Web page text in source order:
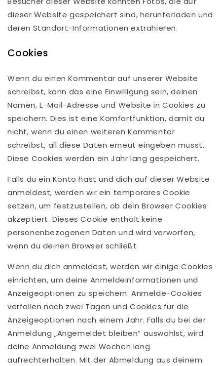
dieser Website gespeichert sind, herunterladen und
deren Standort-Informationen extrahieren.
Cookies
Wenn du einen Kommentar auf unserer Website
schreibst, kann das eine Einwilligung sein, deinen
Namen, E-Mail-Adresse und Website in Cookies zu
speichern. Dies ist eine Komfortfunktion, damit du
nicht, wenn du einen weiteren Kommentar
schreibst, all diese Daten erneut eingeben musst.
Diese Cookies werden ein Jahr lang gespeichert.
Falls du ein Konto hast und dich auf dieser Website
anmeldest, werden wir ein temporäres Cookie
setzen, um festzustellen, ob dein Browser Cookies
akzeptiert. Dieses Cookie enthält keine
personenbezogenen Daten und wird verworfen,
wenn du deinen Browser schließt.
Wenn du dich anmeldest, werden wir einige Cookies
einrichten, um deine Anmeldeinformationen und
Anzeigeoptionen zu speichern. Anmelde-Cookies
verfallen nach zwei Tagen und Cookies für die
Anzeigeoptionen nach einem Jahr. Falls du bei der
Anmeldung „Angemeldet bleiben“ auswählst, wird
deine Anmeldung zwei Wochen lang
aufrechterhalten. Mit der Abmeldung aus deinem